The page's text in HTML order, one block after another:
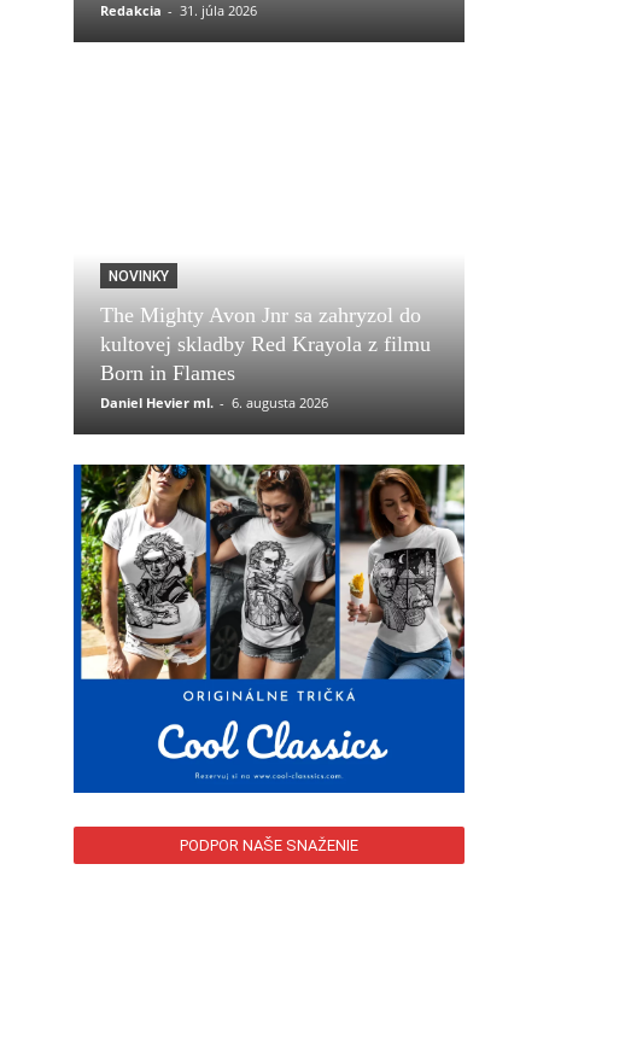
Redakcia - 31. júla 2026
NOVINKY
The Mighty Avon Jnr sa zahryzol do
kultovej skladby Red Krayola z filmu
Born in Flames
Daniel Hevier ml. - 6. augusta 2026
PODPOR NAŠE SNAŽENIE